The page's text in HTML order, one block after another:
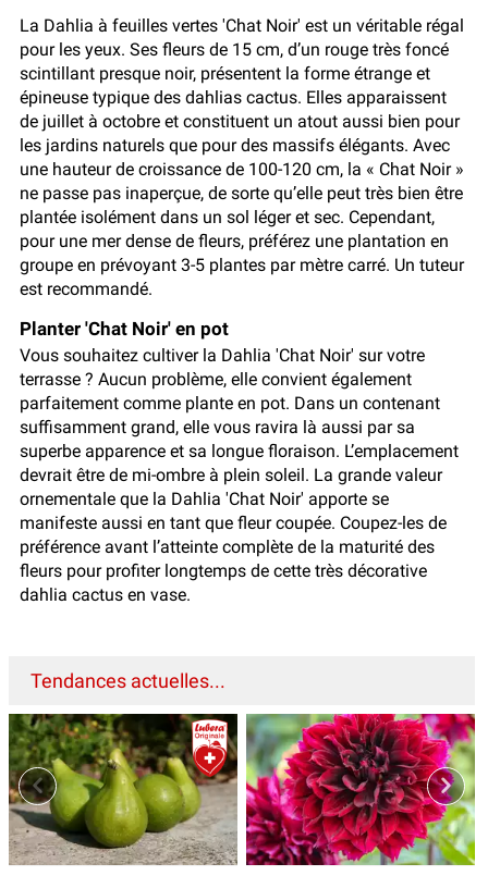
La Dahlia à feuilles vertes 'Chat Noir' est un véritable régal
pour les yeux. Ses fleurs de 15 cm, d’un rouge très foncé
scintillant presque noir, présentent la forme étrange et
épineuse typique des dahlias cactus. Elles apparaissent
de juillet à octobre et constituent un atout aussi bien pour
les jardins naturels que pour des massifs élégants. Avec
une hauteur de croissance de 100-120 cm, la « Chat Noir »
ne passe pas inaperçue, de sorte qu’elle peut très bien être
plantée isolément dans un sol léger et sec. Cependant,
pour une mer dense de fleurs, préférez une plantation en
groupe en prévoyant 3-5 plantes par mètre carré. Un tuteur
est recommandé.
Planter 'Chat Noir' en pot
Vous souhaitez cultiver la Dahlia 'Chat Noir' sur votre
terrasse ? Aucun problème, elle convient également
parfaitement comme plante en pot. Dans un contenant
suffisamment grand, elle vous ravira là aussi par sa
superbe apparence et sa longue floraison. L’emplacement
devrait être de mi-ombre à plein soleil. La grande valeur
ornementale que la Dahlia 'Chat Noir' apporte se
manifeste aussi en tant que fleur coupée. Coupez-les de
préférence avant l’atteinte complète de la maturité des
fleurs pour profiter longtemps de cette très décorative
dahlia cactus en vase.
Tendances actuelles...